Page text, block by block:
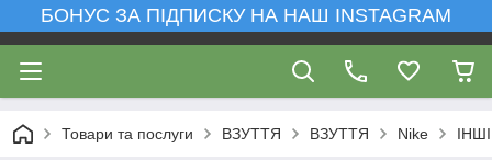
БОНУС ЗА ПІДПИСКУ НА НАШ INSTAGRAM
Товари та послуги ВЗУТТЯ ВЗУТТЯ Nike